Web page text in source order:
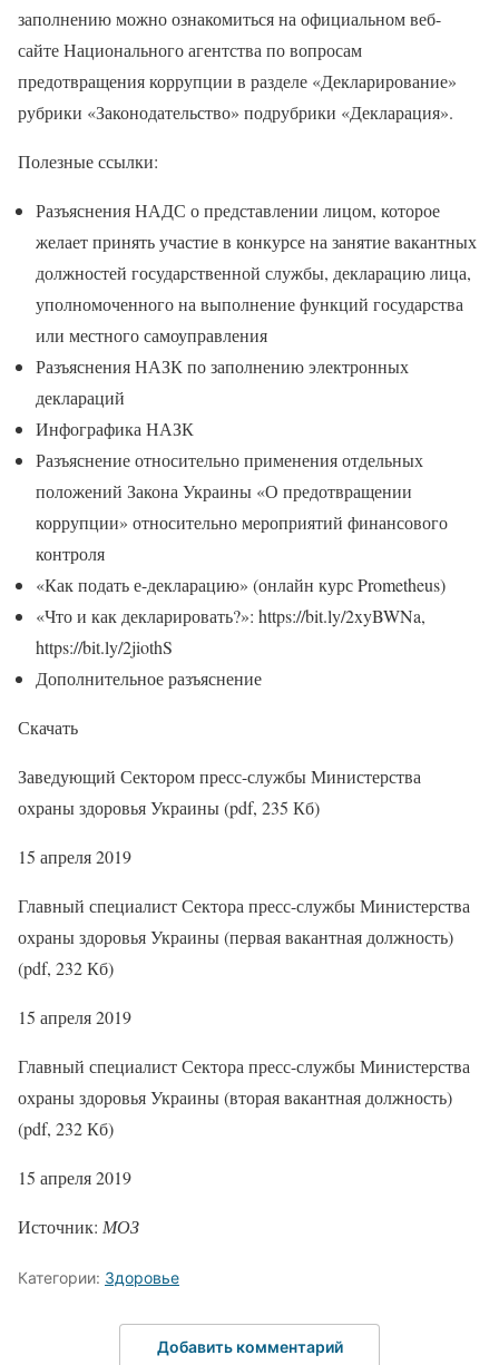
заполнению можно ознакомиться на официальном веб-
сайте Национального агентства по вопросам
предотвращения коррупции в разделе «Декларирование»
рубрики «Законодательство» подрубрики «Декларация».
Полезные ссылки:
Разъяснения НАДС о представлении лицом, которое
желает принять участие в конкурсе на занятие вакантных
должностей государственной службы, декларацию лица,
уполномоченного на выполнение функций государства
или местного самоуправления
Разъяснения НАЗК по заполнению электронных
деклараций
Инфографика НАЗК
Разъяснение относительно применения отдельных
положений Закона Украины «О предотвращении
коррупции» относительно мероприятий финансового
контроля
«Как подать е-декларацию» (онлайн курс Prometheus)
«Что и как декларировать?»: https://bit.ly/2xyBWNa,
https://bit.ly/2jiothS
Дополнительное разъяснение
Скачать
Заведующий Сектором пресс-службы Министерства
охраны здоровья Украины (pdf, 235 Кб)
15 апреля 2019
Главный специалист Сектора пресс-службы Министерства
охраны здоровья Украины (первая вакантная должность)
(pdf, 232 Кб)
15 апреля 2019
Главный специалист Сектора пресс-службы Министерства
охраны здоровья Украины (вторая вакантная должность)
(pdf, 232 Кб)
15 апреля 2019
Источник: МОЗ
Категории: Здоровье
Добавить комментарий